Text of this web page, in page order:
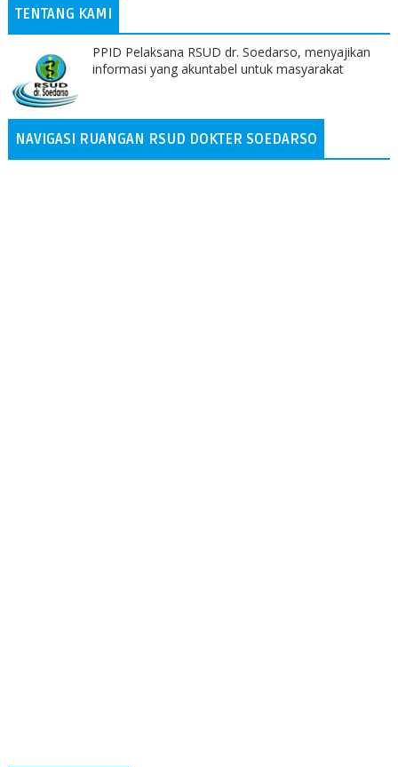
TENTANG KAMI
PPID Pelaksana RSUD dr. Soedarso, menyajikan
informasi yang akuntabel untuk masyarakat
NAVIGASI RUANGAN RSUD DOKTER SOEDARSO